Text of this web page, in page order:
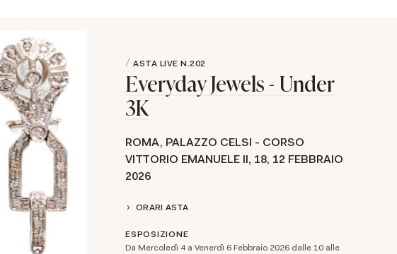
ASTA LIVE N.202
Everyday Jewels - Under
3K
ROMA, PALAZZO CELSI - CORSO
VITTORIO EMANUELE II, 18, 12 FEBBRAIO
2026
ORARI ASTA
ESPOSIZIONE
Da Mercoledì 4 a Venerdì 6 Febbraio 2026 dalle 10 alle